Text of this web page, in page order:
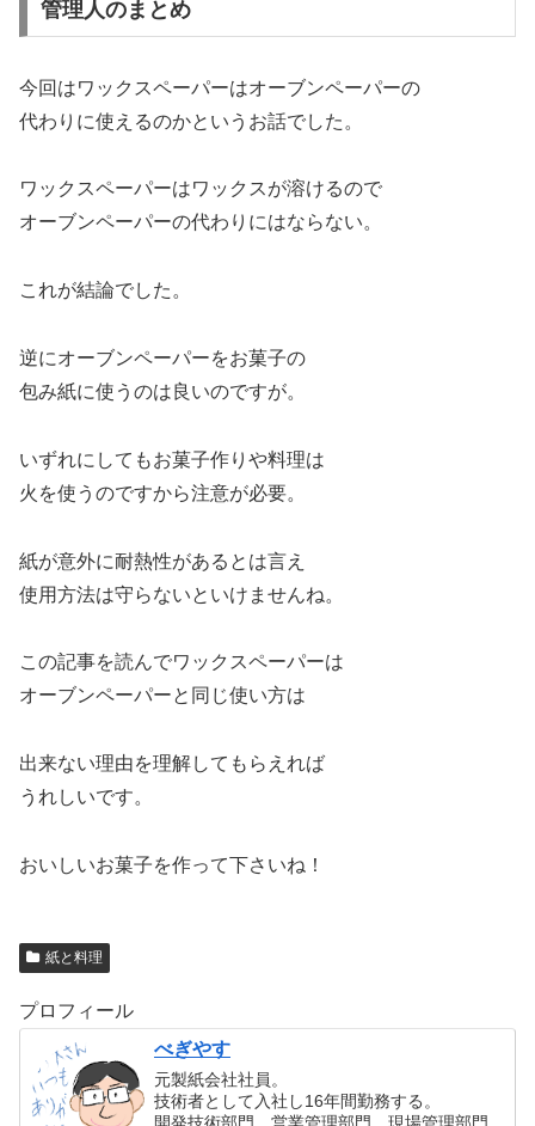
管理人のまとめ
今回はワックスペーパーはオーブンペーパーの
代わりに使えるのかというお話でした。
ワックスペーパーはワックスが溶けるので
オーブンペーパーの代わりにはならない。
これが結論でした。
逆にオーブンペーパーをお菓子の
包み紙に使うのは良いのですが。
いずれにしてもお菓子作りや料理は
火を使うのですから注意が必要。
紙が意外に耐熱性があるとは言え
使用方法は守らないといけませんね。
この記事を読んでワックスペーパーは
オーブンペーパーと同じ使い方は
出来ない理由を理解してもらえれば
うれしいです。
おいしいお菓子を作って下さいね！
紙と料理
プロフィール
べぎやす
元製紙会社社員。
技術者として入社し16年間勤務する。